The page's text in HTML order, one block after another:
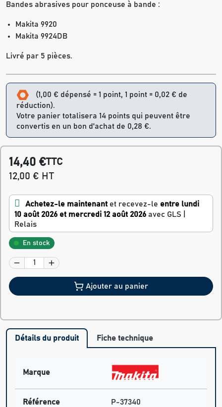
Bandes abrasives pour ponceuse à bande :
Makita 9920
Makita 9924DB
Livré par 5 pièces.
(1,00 € dépensé = 1 point, 1 point = 0,02 € de
réduction).
Votre panier totalisera 14 points qui peuvent être
convertis en un bon d'achat de 0,28 €.
14,40 €TTC
12,00 € HT
Achetez-le maintenant et recevez-le entre lundi
10 août 2026 et mercredi 12 août 2026 avec GLS |
Relais
En stock
Ajouter au panier
Détails du produit Fiche technique
Marque
Référence P-37340